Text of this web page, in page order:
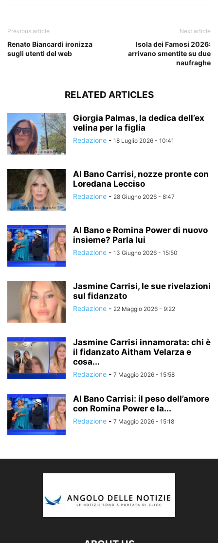
Previous article
Renato Biancardi ironizza
sugli utenti del web
Next article
Isola dei Famosi 2026:
arrivano smentite su due
naufraghe
RELATED ARTICLES
Giorgia Palmas, la dedica dell’ex
velina per la figlia
Redazione - 18 Luglio 2026 - 10:41
Al Bano Carrisi, nozze pronte con
Loredana Lecciso
Redazione - 28 Giugno 2026 - 8:47
Al Bano e Romina Power di nuovo
insieme? Parla lui
Redazione - 13 Giugno 2026 - 15:50
Jasmine Carrisi, le sue rivelazioni
sul fidanzato
Redazione - 22 Maggio 2026 - 9:22
Jasmine Carrisi innamorata: chi è
il fidanzato Aitham Velarza e
cosa...
Redazione - 7 Maggio 2026 - 15:58
Al Bano Carrisi: il peso dell’amore
con Romina Power e la...
Redazione - 7 Maggio 2026 - 15:18